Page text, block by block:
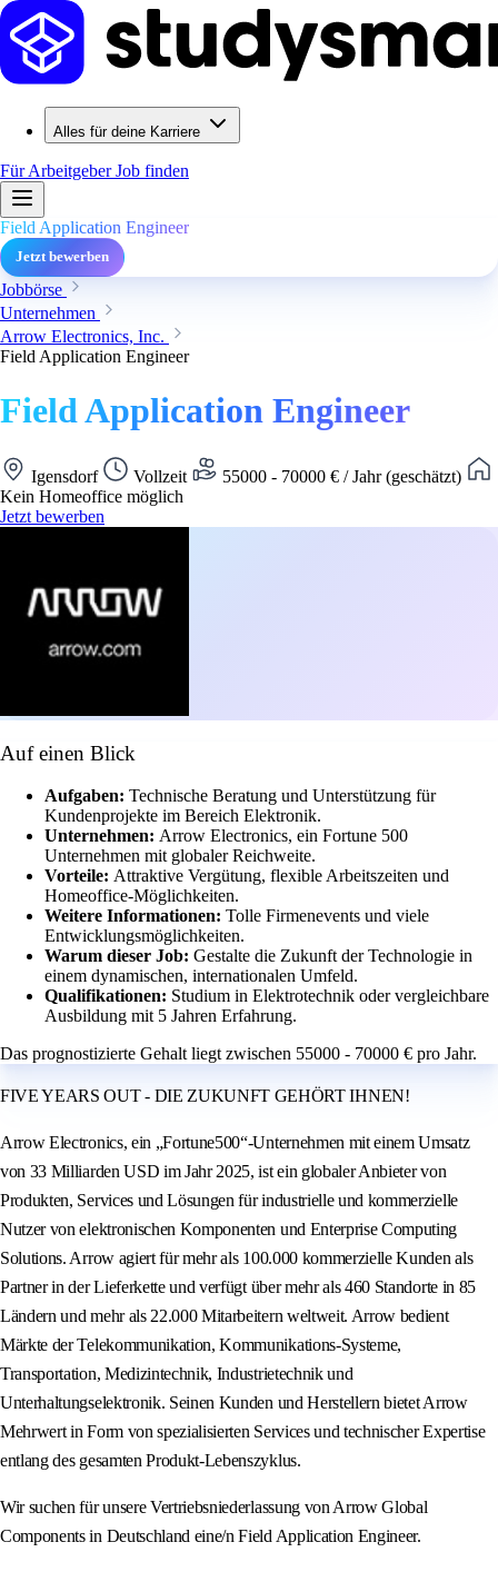
Alles für deine Karriere
Für ArbeitgeberJob finden
Field Application Engineer
Jetzt bewerben
Jobbörse
Unternehmen
Arrow Electronics, Inc.
Field Application Engineer
Field Application Engineer
Igensdorf Vollzeit
55000 - 70000 € / Jahr (geschätzt)
Kein Homeoffice möglich
Jetzt bewerben
Auf einen Blick
Aufgaben: Technische Beratung und Unterstützung für
Kundenprojekte im Bereich Elektronik.
Unternehmen: Arrow Electronics, ein Fortune 500
Unternehmen mit globaler Reichweite.
Vorteile: Attraktive Vergütung, flexible Arbeitszeiten und
Homeoffice-Möglichkeiten.
Weitere Informationen: Tolle Firmenevents und viele
Entwicklungsmöglichkeiten.
Warum dieser Job: Gestalte die Zukunft der Technologie in
einem dynamischen, internationalen Umfeld.
Qualifikationen: Studium in Elektrotechnik oder vergleichbare
Ausbildung mit 5 Jahren Erfahrung.
Das prognostizierte Gehalt liegt zwischen 55000 - 70000 € pro Jahr.
FIVE YEARS OUT - DIE ZUKUNFT GEHÖRT IHNEN!
Arrow Electronics, ein „Fortune500“-Unternehmen mit einem Umsatz
von 33 Milliarden USD im Jahr 2025, ist ein globaler Anbieter von
Produkten, Services und Lösungen für industrielle und kommerzielle
Nutzer von elektronischen Komponenten und Enterprise Computing
Solutions. Arrow agiert für mehr als 100.000 kommerzielle Kunden als
Partner in der Lieferkette und verfügt über mehr als 460 Standorte in 85
Ländern und mehr als 22.000 Mitarbeitern weltweit. Arrow bedient
Märkte der Telekommunikation, Kommunikations-Systeme,
Transportation, Medizintechnik, Industrietechnik und
Unterhaltungselektronik. Seinen Kunden und Herstellern bietet Arrow
Mehrwert in Form von spezialisierten Services und technischer Expertise
entlang des gesamten Produkt-Lebenszyklus.
Wir suchen für unsere Vertriebsniederlassung von Arrow Global
Components in Deutschland eine/n Field Application Engineer.